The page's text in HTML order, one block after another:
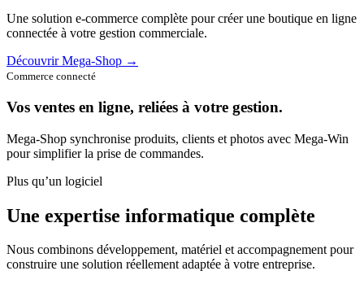
Une solution e-commerce complète pour créer une boutique en ligne
connectée à votre gestion commerciale.
Découvrir Mega-Shop →
Commerce connecté
Vos ventes en ligne, reliées à votre gestion.
Mega-Shop synchronise produits, clients et photos avec Mega-Win
pour simplifier la prise de commandes.
Plus qu’un logiciel
Une expertise informatique complète
Nous combinons développement, matériel et accompagnement pour
construire une solution réellement adaptée à votre entreprise.